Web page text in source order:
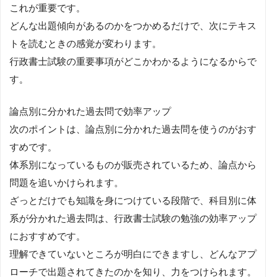
これが重要です。
どんな出題傾向があるのかをつかめるだけで、次にテキス
トを読むときの感覚が変わります。
行政書士試験の重要事項がどこかわかるようになるからで
す。
論点別に分かれた過去問で効率アップ
次のポイントは、論点別に分かれた過去問を使うのがおす
すめです。
体系別になっているものが販売されているため、論点から
問題を追いかけられます。
ざっとだけでも知識を身につけている段階で、科目別に体
系が分かれた過去問は、行政書士試験の勉強の効率アップ
におすすめです。
理解できていないところが明白にできますし、どんなアプ
ローチで出題されてきたのかを知り、力をつけられます。